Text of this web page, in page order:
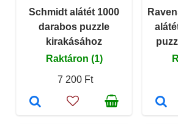
Schmidt alátét 1000
darabos puzzle
kirakásához
Raktáron (1)
7 200 Ft